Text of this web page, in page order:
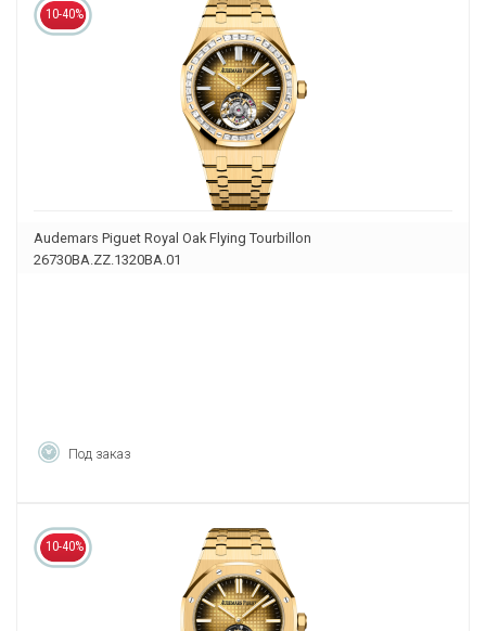
10-40%
Audemars Piguet Royal Oak Flying Tourbillon
26730BA.ZZ.1320BA.01
Под заказ
10-40%